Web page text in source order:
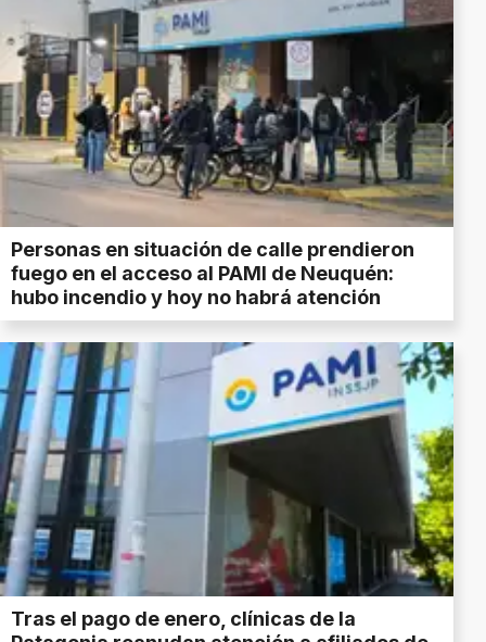
Personas en situación de calle prendieron
fuego en el acceso al PAMI de Neuquén:
hubo incendio y hoy no habrá atención
Tras el pago de enero, clínicas de la